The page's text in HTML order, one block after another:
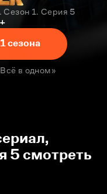
Сезон 1. Серия 5
сезона
в одном»
5 смотреть